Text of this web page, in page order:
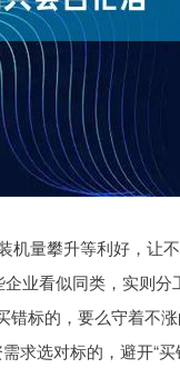
机量攀升等利好，让
企业看似同类，实则
标的，要么守着不
选对标的，避开“买